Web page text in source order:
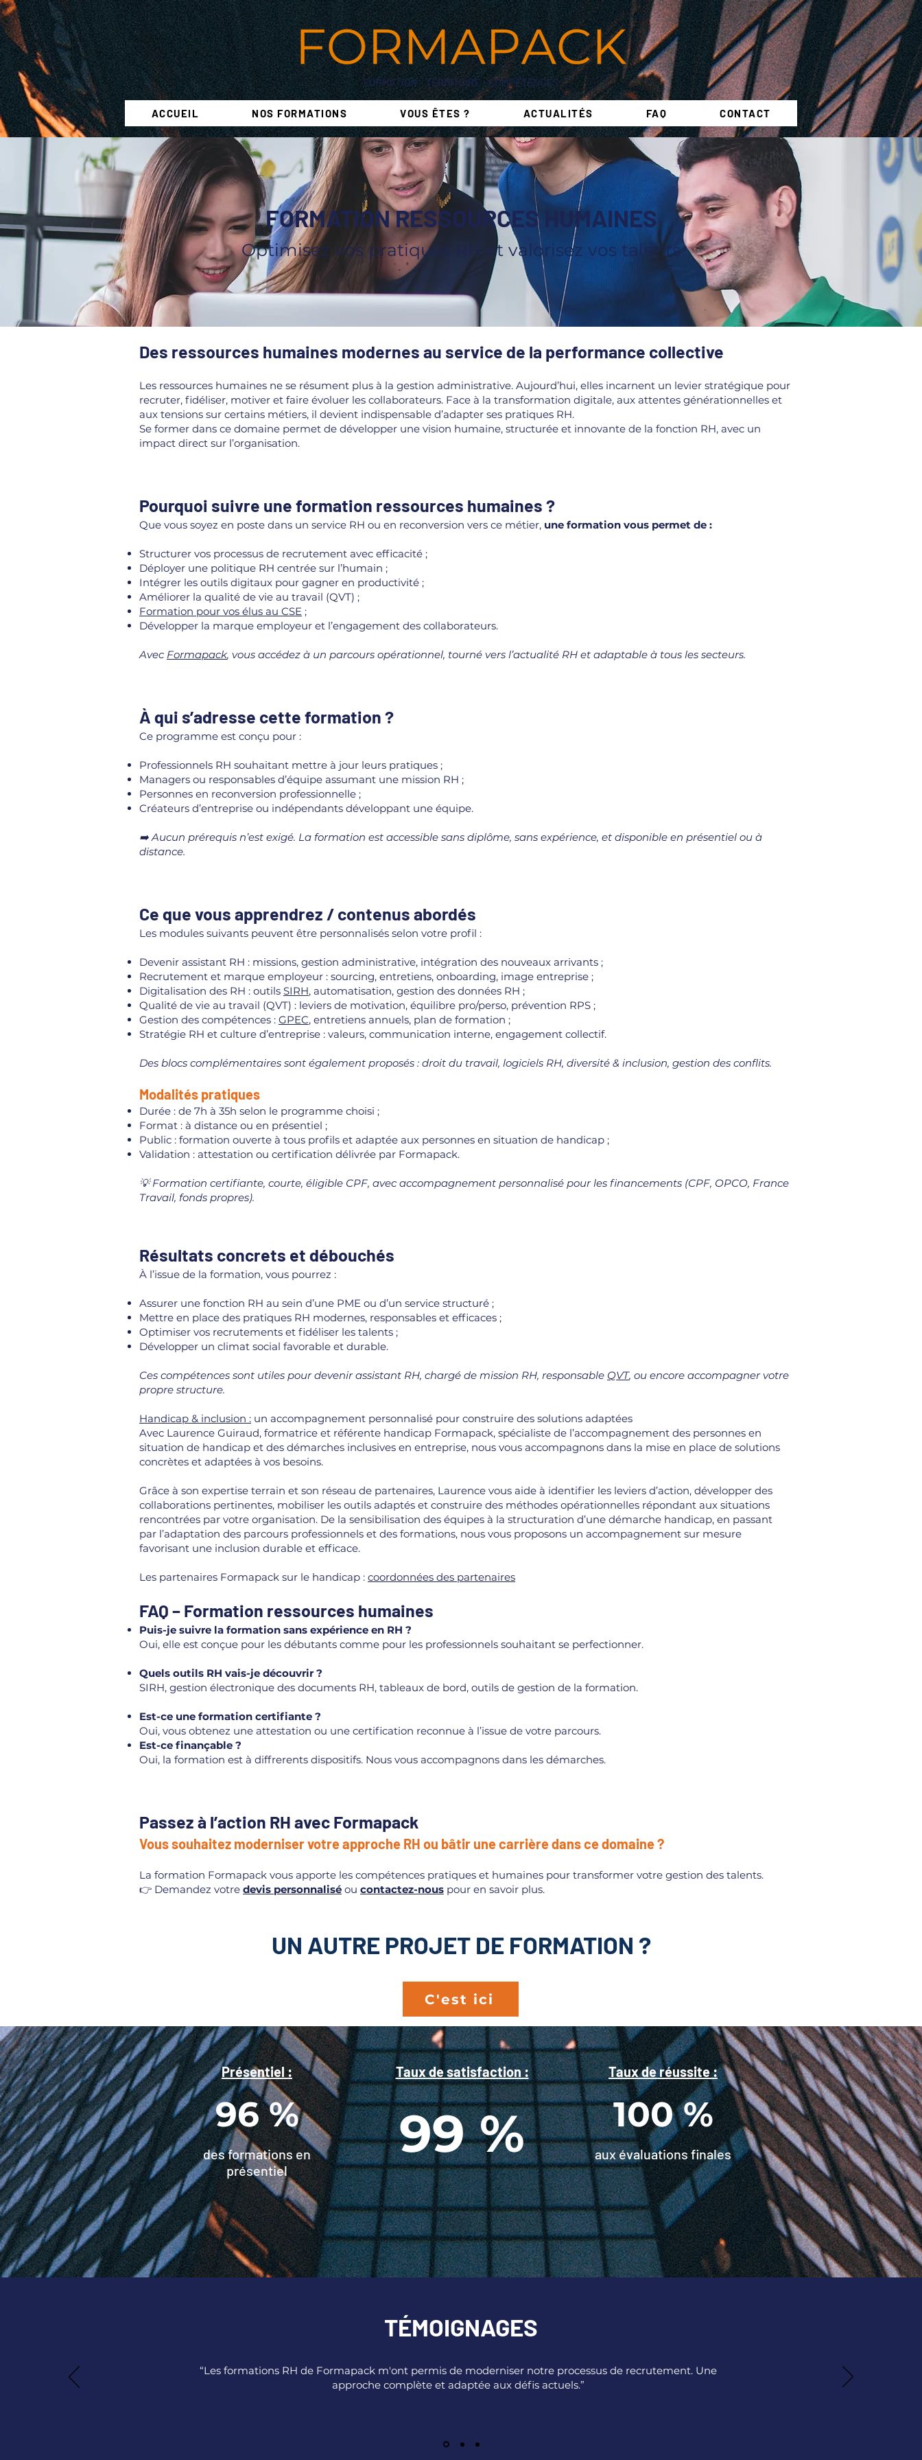
ACCUEIL NOS FORMATIONS VOUS ÊTES ? ACTUALITÉS FAQ CONTACT
FORMATION RESSOURCES HUMAINES
Optimisez vos pratiques RH et valorisez vos talents
Des ressources humaines modernes au service de la performance collective
Les ressources humaines ne se résument plus à la gestion administrative. Aujourd’hui, elles incarnent un levier stratégique pour
recruter, fidéliser, motiver et faire évoluer les collaborateurs. Face à la transformation digitale, aux attentes générationnelles et
aux tensions sur certains métiers, il devient indispensable d’adapter ses pratiques RH.
Se former dans ce domaine permet de développer une vision humaine, structurée et innovante de la fonction RH, avec un
impact direct sur l’organisation.
Pourquoi suivre une formation ressources humaines ?
Que vous soyez en poste dans un service RH ou en reconversion vers ce métier, une formation vous permet de :
Structurer vos processus de recrutement avec efficacité ;
Déployer une politique RH centrée sur l’humain ;
Intégrer les outils digitaux pour gagner en productivité ;
Améliorer la qualité de vie au travail (QVT) ;
Formation pour vos élus au CSE ;
Développer la marque employeur et l’engagement des collaborateurs.
Avec Formapack, vous accédez à un parcours opérationnel, tourné vers l’actualité RH et adaptable à tous les secteurs.
À qui s’adresse cette formation ?
Ce programme est conçu pour :
Professionnels RH souhaitant mettre à jour leurs pratiques ;
Managers ou responsables d’équipe assumant une mission RH ;
Personnes en reconversion professionnelle ;
Créateurs d’entreprise ou indépendants développant une équipe.
➡️ Aucun prérequis n’est exigé. La formation est accessible sans diplôme, sans expérience, et disponible en présentiel ou à
distance.
Ce que vous apprendrez / contenus abordés
Les modules suivants peuvent être personnalisés selon votre profil :
Devenir assistant RH : missions, gestion administrative, intégration des nouveaux arrivants ;
Recrutement et marque employeur : sourcing, entretiens, onboarding, image entreprise ;
Digitalisation des RH : outils SIRH, automatisation, gestion des données RH ;
Qualité de vie au travail (QVT) : leviers de motivation, équilibre pro/perso, prévention RPS ;
Gestion des compétences : GPEC, entretiens annuels, plan de formation ;
Stratégie RH et culture d’entreprise : valeurs, communication interne, engagement collectif.
Des blocs complémentaires sont également proposés : droit du travail, logiciels RH, diversité & inclusion, gestion des conflits.
Modalités pratiques
Durée : de 7h à 35h selon le programme choisi ;
Format : à distance ou en présentiel ;
Public : formation ouverte à tous profils et adaptée aux personnes en situation de handicap ;
Validation : attestation ou certification délivrée par Formapack.
💡 Formation certifiante, courte, éligible CPF, avec accompagnement personnalisé pour les financements (CPF, OPCO, France
Travail, fonds propres).
Résultats concrets et débouchés
À l’issue de la formation, vous pourrez :
Assurer une fonction RH au sein d’une PME ou d’un service structuré ;
Mettre en place des pratiques RH modernes, responsables et efficaces ;
Optimiser vos recrutements et fidéliser les talents ;
Développer un climat social favorable et durable.
Ces compétences sont utiles pour devenir assistant RH, chargé de mission RH, responsable QVT, ou encore accompagner votre
propre structure.
Handicap & inclusion : un accompagnement personnalisé pour construire des solutions adaptées
Avec Laurence Guiraud, formatrice et référente handicap Formapack, spécialiste de l’accompagnement des personnes en
situation de handicap et des démarches inclusives en entreprise, nous vous accompagnons dans la mise en place de solutions
concrètes et adaptées à vos besoins.
Grâce à son expertise terrain et son réseau de partenaires, Laurence vous aide à identifier les leviers d’action, développer des
collaborations pertinentes, mobiliser les outils adaptés et construire des méthodes opérationnelles répondant aux situations
rencontrées par votre organisation. De la sensibilisation des équipes à la structuration d’une démarche handicap, en passant
par l’adaptation des parcours professionnels et des formations, nous vous proposons un accompagnement sur mesure
favorisant une inclusion durable et efficace.
Les partenaires Formapack sur le handicap : coordonnées des partenaires
FAQ – Formation ressources humaines
Puis-je suivre la formation sans expérience en RH ?
Oui, elle est conçue pour les débutants comme pour les professionnels souhaitant se perfectionner.
Quels outils RH vais-je découvrir ?
SIRH, gestion électronique des documents RH, tableaux de bord, outils de gestion de la formation.
Est-ce une formation certifiante ?
Oui, vous obtenez une attestation ou une certification reconnue à l’issue de votre parcours.
Est-ce finançable ?
Oui, la formation est à diffrerents dispositifs. Nous vous accompagnons dans les démarches.
Passez à l’action RH avec Formapack
Vous souhaitez moderniser votre approche RH ou bâtir une carrière dans ce domaine ?
La formation Formapack vous apporte les compétences pratiques et humaines pour transformer votre gestion des talents.
👉 Demandez votre devis personnalisé ou contactez-nous pour en savoir plus.
UN AUTRE PROJET DE FORMATION ?
C'est ici
Présentiel :
96 %
des formations en
présentiel
Taux de satisfaction :
99 %
Taux de réussite :
100 %
aux évaluations finales
TÉMOIGNAGES
“Les formations RH de Formapack m'ont permis de moderniser notre processus de recrutement. Une
approche complète et adaptée aux défis actuels.”